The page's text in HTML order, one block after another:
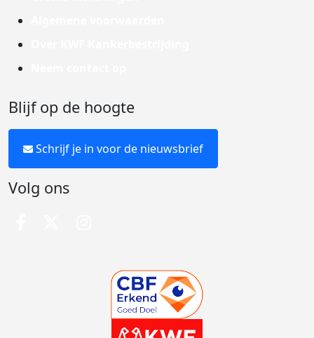
Blijf op de hoogte
Schrijf je in voor de nieuwsbrief
Volg ons